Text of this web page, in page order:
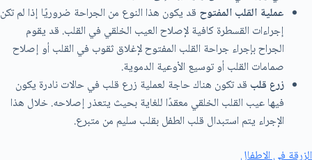
عملية القلب المفتوح قد يكون هذا النوع من الجراحة ضروريًا إذا لم تكن
إجراءات القسطرة كافية لإصلاح العيب الخلقي في القلب. قد يقوم
الجراح بإجراء جراحة القلب المفتوح لإغلاق ثقوب في القلب أو إصلاح
صمامات القلب أو توسيع الأوعية الدموية.
زرع قلب قد تكون هناك حاجة لعملية زرع قلب في حالات نادرة يكون
فيها عيب القلب الخلقي معقدًا للغاية بحيث يتعذر إصلاحه. خلال هذا
الإجراء يتم استبدال قلب الطفل بقلب سليم من متبرع.